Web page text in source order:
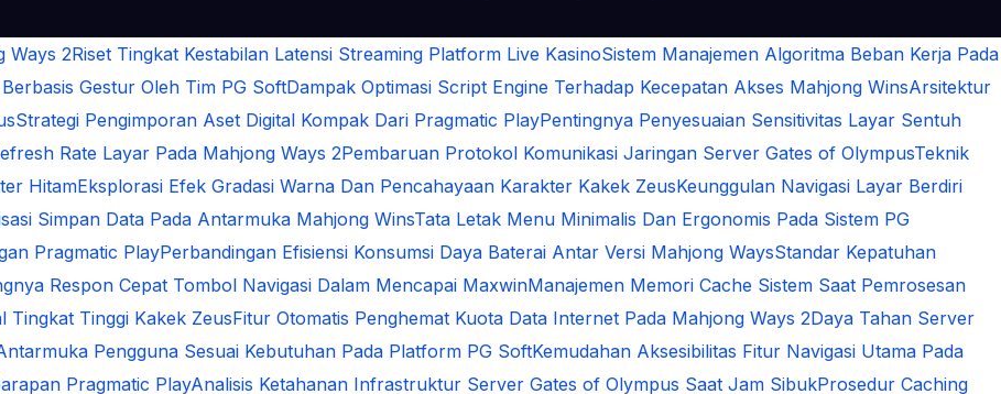
Ways 2Riset Tingkat Kestabilan Latensi Streaming Platform Live KasinoSistem Manajemen Algoritma Beban Kerja Pada
Gestur Oleh Tim PG SoftDampak Optimasi Script Engine Terhadap Kecepatan Akses Mahjong WinsArsitektur
Strategi Pengimporan Aset Digital Kompak Dari Pragmatic PlayPentingnya Penyesuaian Sensitivitas Layar Sentuh
Rate Layar Pada Mahjong Ways 2Pembaruan Protokol Komunikasi Jaringan Server Gates of OlympusTeknik
HitamEksplorasi Efek Gradasi Warna Dan Pencahayaan Karakter Kakek ZeusKeunggulan Navigasi Layar Berdiri
Simpan Data Pada Antarmuka Mahjong WinsTata Letak Menu Minimalis Dan Ergonomis Pada Sistem PG
Pragmatic PlayPerbandingan Efisiensi Konsumsi Daya Baterai Antar Versi Mahjong WaysStandar Kepatuhan
Respon Cepat Tombol Navigasi Dalam Mencapai MaxwinManajemen Memori Cache Sistem Saat Pemrosesan
Tingkat Tinggi Kakek ZeusFitur Otomatis Penghemat Kuota Data Internet Pada Mahjong Ways 2Daya Tahan Server
Pengguna Sesuai Kebutuhan Pada Platform PG SoftKemudahan Aksesibilitas Fitur Navigasi Utama Pada
Pragmatic PlayAnalisis Ketahanan Infrastruktur Server Gates of Olympus Saat Jam SibukProsedur Caching